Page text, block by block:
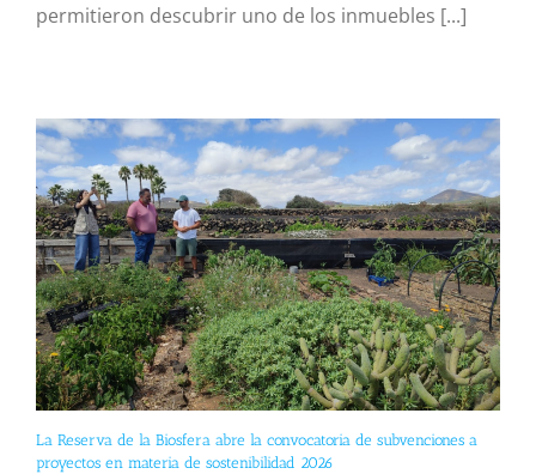
permitieron descubrir uno de los inmuebles [...]
La Reserva de la Biosfera abre la convocatoria de subvenciones a
proyectos en materia de sostenibilidad 2026